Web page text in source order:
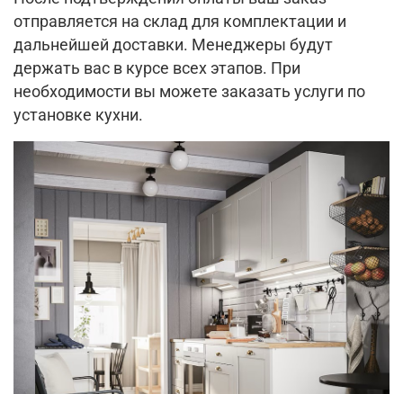
отправляется на склад для комплектации и
дальнейшей доставки. Менеджеры будут
держать вас в курсе всех этапов. При
необходимости вы можете заказать услуги по
установке кухни.